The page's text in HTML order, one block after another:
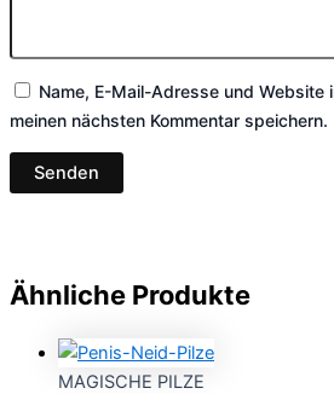
Name, E-Mail-Adresse und Website
meinen nächsten Kommentar speichern.
Ähnliche Produkte
MAGISCHE PILZE